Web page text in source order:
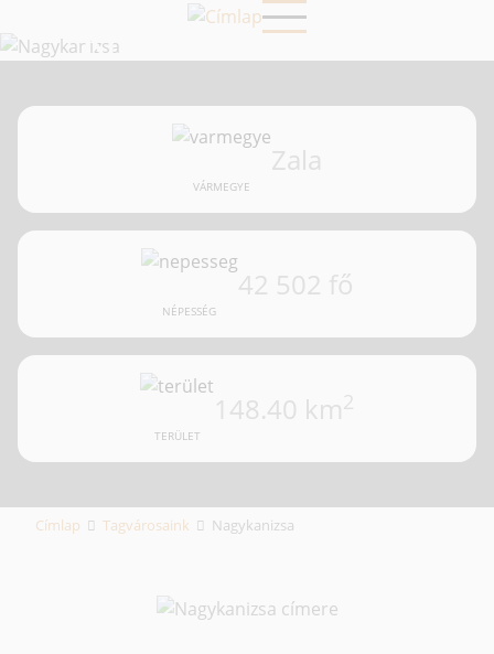
a
tartalomraNAGYKANIZSA
VÁRMEGYE
Zala
NÉPESSÉG
42 502 fő
TERÜLET
148.40 km2
Címlap Tagvárosaink Nagykanizsa